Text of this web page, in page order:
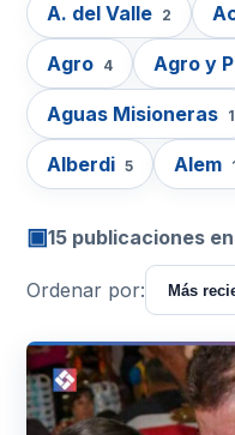
A. del Valle 2
Agro 4 Agro y
Aguas Misioneras 1
Alberdi 5 Alem
▣15 publicaciones
Ordenar por: